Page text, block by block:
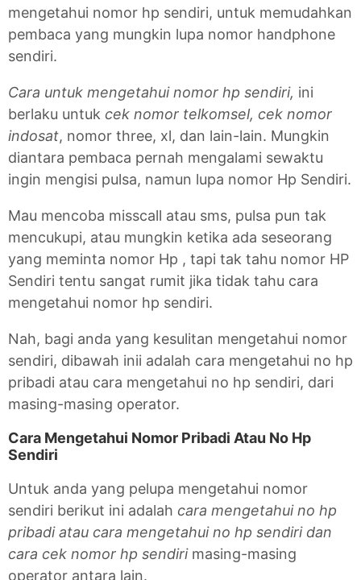
mengetahui nomor hp sendiri, untuk memudahkan
pembaca yang mungkin lupa nomor handphone
sendiri.
Cara untuk mengetahui nomor hp sendiri, ini
berlaku untuk cek nomor telkomsel, cek nomor
indosat, nomor three, xl, dan lain-lain. Mungkin
diantara pembaca pernah mengalami sewaktu
ingin mengisi pulsa, namun lupa nomor Hp Sendiri.
Mau mencoba misscall atau sms, pulsa pun tak
mencukupi, atau mungkin ketika ada seseorang
yang meminta nomor Hp , tapi tak tahu nomor HP
Sendiri tentu sangat rumit jika tidak tahu cara
mengetahui nomor hp sendiri.
Nah, bagi anda yang kesulitan mengetahui nomor
sendiri, dibawah inii adalah cara mengetahui no hp
pribadi atau cara mengetahui no hp sendiri, dari
masing-masing operator.
Cara Mengetahui Nomor Pribadi Atau No Hp
Sendiri
Untuk anda yang pelupa mengetahui nomor
sendiri berikut ini adalah cara mengetahui no hp
pribadi atau cara mengetahui no hp sendiri dan
cara cek nomor hp sendirimasing-masing
operator antara lain.